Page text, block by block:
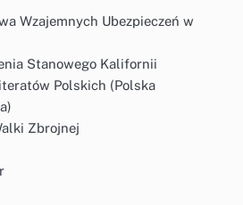
Wzajemnych Ubezpieczeń w
Stanowego Kalifornii
Polskich (Polska
Zbrojnej